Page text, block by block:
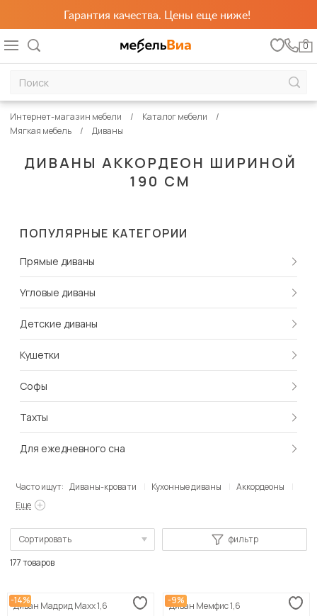
Гарантия качества. Цены еще ниже!
0
ДИВАНЫ АККОРДЕОН ШИРИНОЙ
190 СМ
Интернет-магазин мебели
Каталог мебели
Мягкая мебель
Диваны
ПОПУЛЯРНЫЕ КАТЕГОРИИ
Прямые диваны
Угловые диваны
Детские диваны
Кушетки
Софы
Тахты
Для ежедневного сна
Часто ищут: Диваны-кровати Кухонные диваны
Аккордеоны
Еще
Сортировать
Сначала дорогие
фильтр
177 товаров
-14%
Диван Мадрид Maxx 1,6
-9%
Диван Мемфис 1,6